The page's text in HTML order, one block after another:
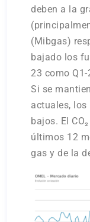
deben a la
(Mibgas)
bajado los
23 como
Si se
actuales,
bajos. El
últimos 12
gas y de la